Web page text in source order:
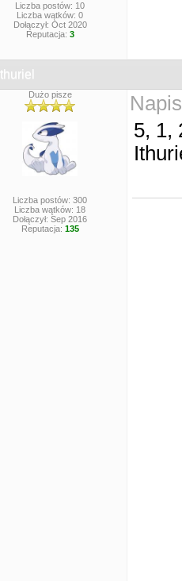
Liczba postów: 10
Liczba wątków: 0
Dołączył: Oct 2020
Reputacja: 3
Ithuriel
Dużo pisze
Liczba postów: 300
Liczba wątków: 18
Dołączył: Sep 2016
Reputacja: 135
5, 1,